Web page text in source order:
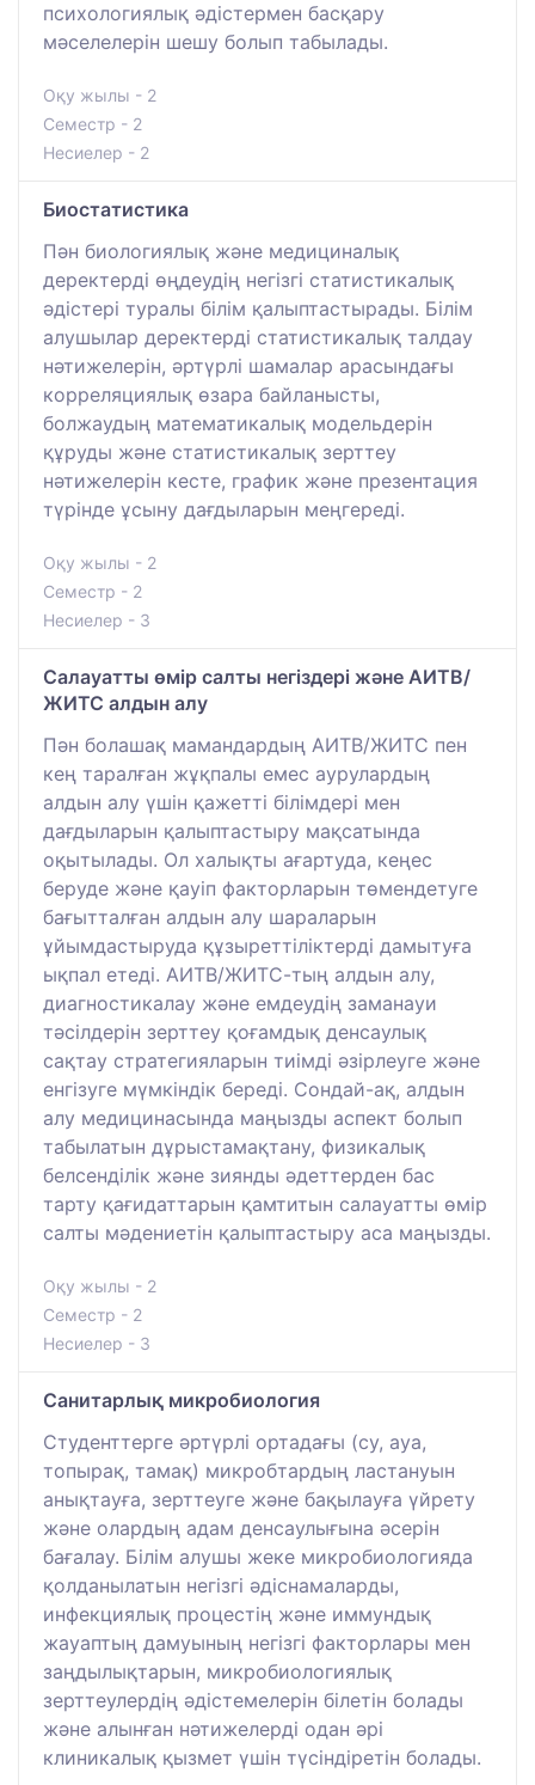
психологиялық әдістермен басқару
мәселелерін шешу болып табылады.
Оқу жылы - 2
Семестр - 2
Несиелер - 2
Биостатистика
Пән биологиялық және медициналық
деректерді өңдеудің негізгі статистикалық
әдістері туралы білім қалыптастырады. Білім
алушылар деректерді статистикалық талдау
нәтижелерін, әртүрлі шамалар арасындағы
корреляциялық өзара байланысты,
болжаудың математикалық модельдерін
құруды және статистикалық зерттеу
нәтижелерін кесте, график және презентация
түрінде ұсыну дағдыларын меңгереді.
Оқу жылы - 2
Семестр - 2
Несиелер - 3
Салауатты өмір салты негіздері және АИТВ/
ЖИТС алдын алу
Пән болашақ мамандардың АИТВ/ЖИТС пен
кең таралған жұқпалы емес аурулардың
алдын алу үшін қажетті білімдері мен
дағдыларын қалыптастыру мақсатында
оқытылады. Ол халықты ағартуда, кеңес
беруде және қауіп факторларын төмендетуге
бағытталған алдын алу шараларын
ұйымдастыруда құзыреттіліктерді дамытуға
ықпал етеді. АИТВ/ЖИТС-тың алдын алу,
диагностикалау және емдеудің заманауи
тәсілдерін зерттеу қоғамдық денсаулық
сақтау стратегияларын тиімді әзірлеуге және
енгізуге мүмкіндік береді. Сондай-ақ, алдын
алу медицинасында маңызды аспект болып
табылатын дұрыстамақтану, физикалық
белсенділік және зиянды әдеттерден бас
тарту қағидаттарын қамтитын салауатты өмір
салты мәдениетін қалыптастыру аса маңызды.
Оқу жылы - 2
Семестр - 2
Несиелер - 3
Санитарлық микробиология
Студенттерге әртүрлі ортадағы (су, ауа,
топырақ, тамақ) микробтардың ластануын
анықтауға, зерттеуге және бақылауға үйрету
және олардың адам денсаулығына әсерін
бағалау. Білім алушы жеке микробиологияда
қолданылатын негізгі әдіснамаларды,
инфекциялық процестің және иммундық
жауаптың дамуының негізгі факторлары мен
заңдылықтарын, микробиологиялық
зерттеулердің әдістемелерін білетін болады
және алынған нәтижелерді одан әрі
клиникалық қызмет үшін түсіндіретін болады.